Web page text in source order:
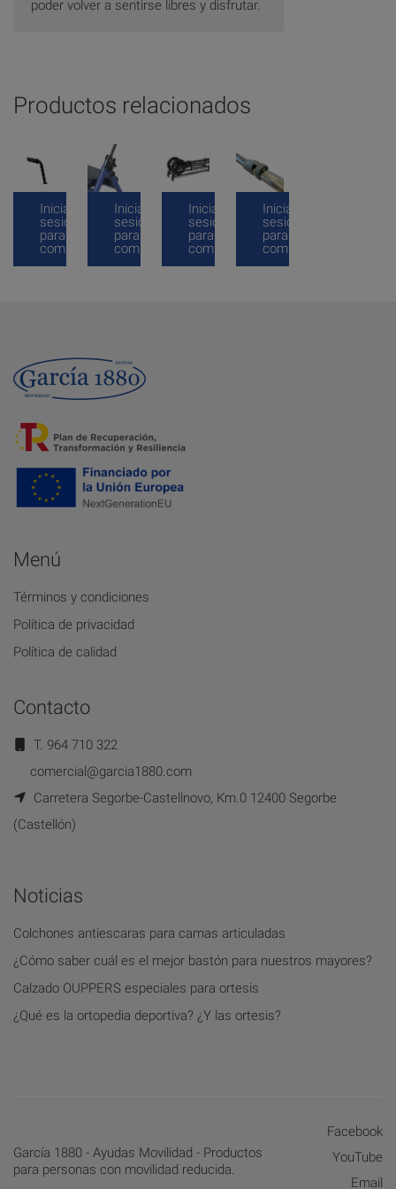
poder volver a sentirse libres y disfrutar.
Productos relacionados
Inicia
sesión
para
comprar
Inicia
sesión
para
comprar
Inicia
sesión
para
comprar
Inicia
sesión
para
comprar
Menú
Términos y condiciones
Política de privacidad
Política de calidad
Contacto
T. 964 710 322
comercial@garcia1880.com
Carretera Segorbe-Castellnovo, Km.0 12400 Segorbe
(Castellón)
Noticias
Colchones antiescaras para camas articuladas
¿Cómo saber cuál es el mejor bastón para nuestros mayores?
Calzado OUPPERS especiales para ortesis
¿Qué es la ortopedia deportiva? ¿Y las ortesis?
Facebook
YouTube
Email
García 1880 - Ayudas Movilidad - Productos
para personas con movilidad reducida.